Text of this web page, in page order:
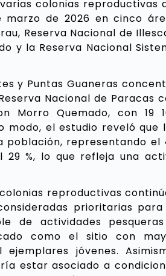
colonias reproductivas
de 2026 en cinco
Reserva Nacional de
y la Reserva Nacional
y Puntas Guaneras
Nacional de Paracas
Morro Quemado, con 19
modo, el estudio reveló que
población, representando el
%, lo que refleja una
reproductivas
prioritarias
de actividades
como el sitio con
jóvenes.
estar asociado a